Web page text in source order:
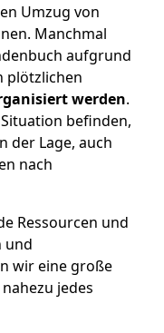
Umzug von
Manchmal
aufgrund
plötzlichen
werden.
befinden,
der Lage, auch
nach
Ressourcen und
und
wir eine große
jedes